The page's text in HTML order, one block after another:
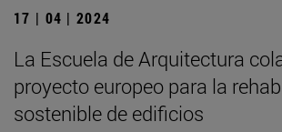
17 | 04 | 2024
La Escuela de Arquitectura
proyecto europeo para la
sostenible de edificios